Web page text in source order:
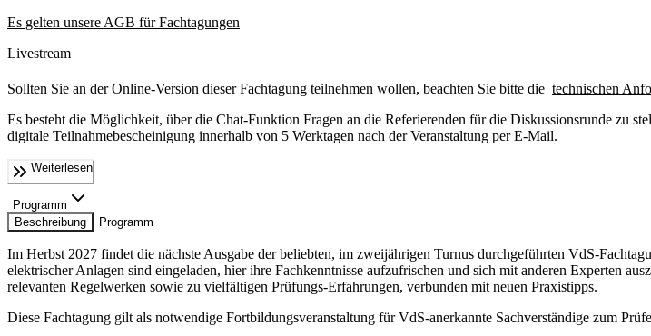
Es gelten unsere AGB für Fachtagungen
Livestream
Sollten Sie an der Online-Version dieser Fachtagung teilnehmen wollen, beachten Sie bitte die technischen
Es besteht die Möglichkeit, über die Chat-Funktion Fragen an die Referierenden für die Diskussionsrunde zu
digitale Teilnahmebescheinigung innerhalb von 5 Werktagen nach der Veranstaltung per E-Mail.
Weiterlesen
Programm
Beschreibung
Programm
Im Herbst 2027 findet die nächste Ausgabe der beliebten, im zweijährigen Turnus durchgeführten VdS-
elektrischer Anlagen sind eingeladen, hier ihre Fachkenntnisse aufzufrischen und sich mit anderen Experten
relevanten Regelwerken sowie zu vielfältigen Prüfungs-Erfahrungen, verbunden mit neuen Praxistipps.
Diese Fachtagung gilt als notwendige Fortbildungsveranstaltung für VdS-anerkannte Sachverständige zum